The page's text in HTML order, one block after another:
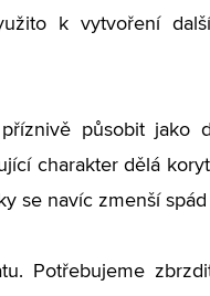
k vytvoření
působit jako
charakter dělá
se navíc zmenší
Potřebujeme